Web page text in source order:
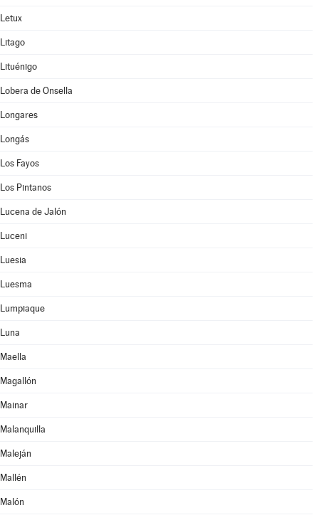
Letux
Litago
Lituénigo
Lobera de Onsella
Longares
Longás
Los Fayos
Los Pintanos
Lucena de Jalón
Luceni
Luesia
Luesma
Lumpiaque
Luna
Maella
Magallón
Mainar
Malanquilla
Maleján
Mallén
Malón